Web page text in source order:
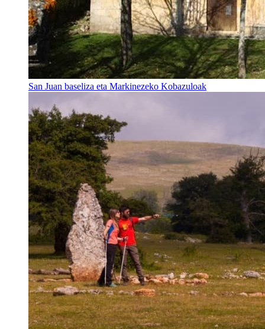
San Juan baseliza eta Markinezeko Kobazuloak